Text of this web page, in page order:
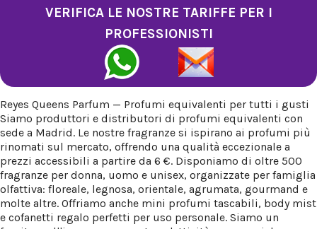
VERIFICA LE NOSTRE TARIFFE PER I
PROFESSIONISTI
Reyes Queens Parfum — Profumi equivalenti per tutti i gusti
Siamo produttori e distributori di profumi equivalenti con
sede a Madrid. Le nostre fragranze si ispirano ai profumi più
rinomati sul mercato, offrendo una qualità eccezionale a
prezzi accessibili a partire da 6 €. Disponiamo di oltre 500
fragranze per donna, uomo e unisex, organizzate per famiglia
olfattiva: floreale, legnosa, orientale, agrumata, gourmand e
molte altre. Offriamo anche mini profumi tascabili, body mist
e cofanetti regalo perfetti per uso personale. Siamo un